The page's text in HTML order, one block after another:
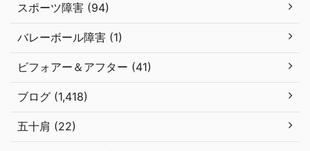
スポーツ障害 (94)
バレーボール障害 (1)
ビフォアー＆アフター (41)
ブログ (1,418)
五十肩 (22)